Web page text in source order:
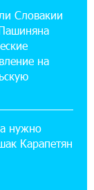
для него
— до
Startup
Словакии
на
нужно
Карапетян